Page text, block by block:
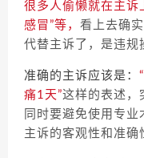
很多人偷懒就在主诉
感冒”等， 看上去确
代替主诉了，是违规
准确的主诉应该是：
痛1天”这样的表述，
同时要避免使用专
主诉的客观性和准确